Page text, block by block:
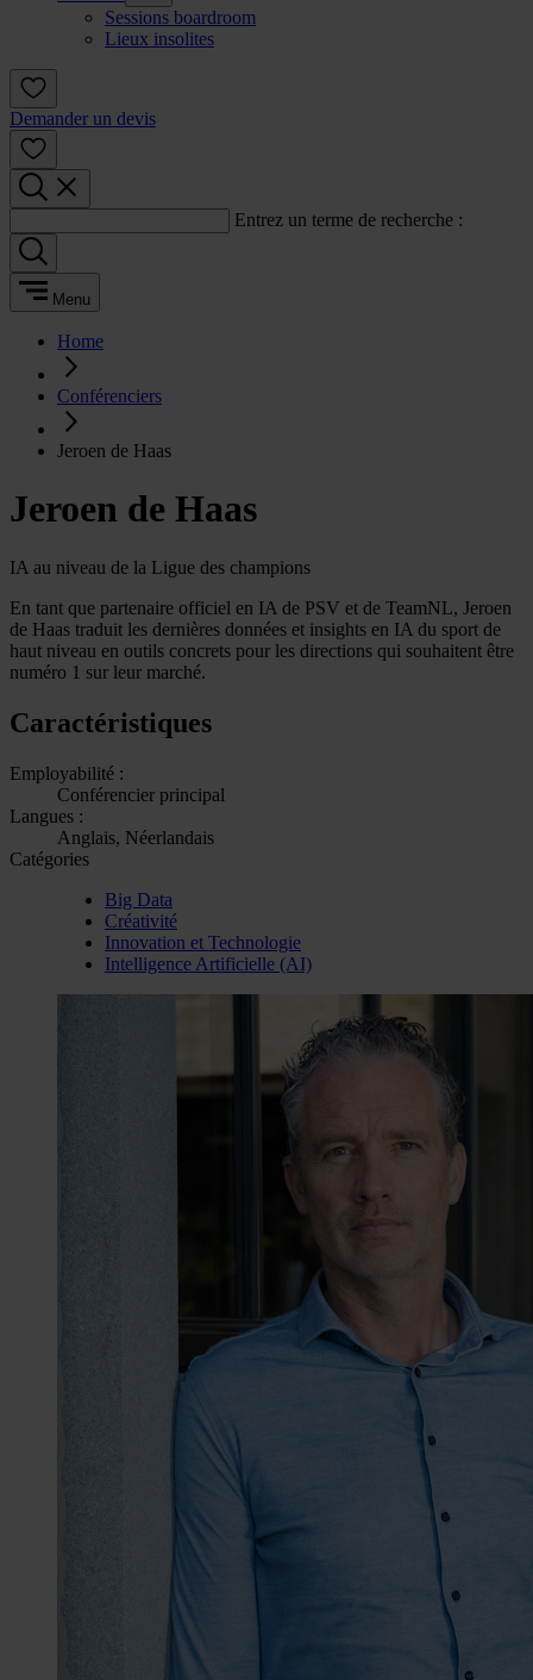
Sessions boardroom
Lieux insolites
Demander un devis
Entrez un terme de recherche :
Menu
Home
Conférenciers
Jeroen de Haas
Jeroen de Haas
IA au niveau de la Ligue des champions
En tant que partenaire officiel en IA de PSV et de TeamNL, Jeroen
de Haas traduit les dernières données et insights en IA du sport de
haut niveau en outils concrets pour les directions qui souhaitent être
numéro 1 sur leur marché.
Caractéristiques
Employabilité :
Conférencier principal
Langues :
Anglais, Néerlandais
Catégories
Big Data
Créativité
Innovation et Technologie
Intelligence Artificielle (AI)